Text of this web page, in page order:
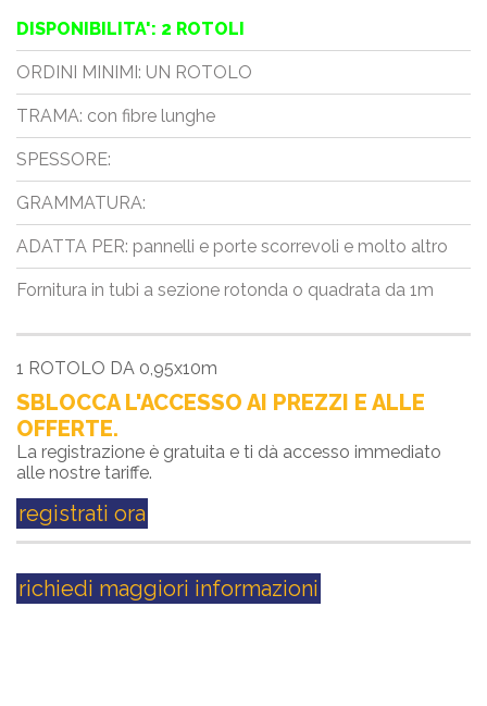
DISPONIBILITA': 2 ROTOLI
ORDINI MINIMI: UN ROTOLO
TRAMA: con fibre lunghe
SPESSORE:
GRAMMATURA:
ADATTA PER: pannelli e porte scorrevoli e molto altro
Fornitura in tubi a sezione rotonda o quadrata da 1m
1 ROTOLO DA 0,95x10m
SBLOCCA L'ACCESSO AI PREZZI E ALLE
OFFERTE.
La registrazione è gratuita e ti dà accesso immediato
alle nostre tariffe.
registrati ora
richiedi maggiori informazioni